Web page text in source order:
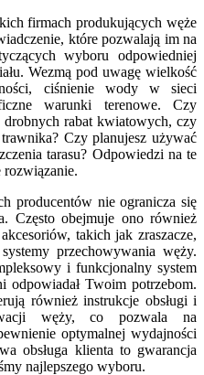
firmach produkujących węże
które pozwalają im na
wyboru odpowiedniej
Wezmą pod uwagę wielkość
ciśnienie wody w sieci
warunki terenowe. Czy
drobnych rabat kwiatowych, czy
Czy planujesz używać
tarasu? Odpowiedzi na te
rozwiązanie.
producentów nie ogranicza się
Często obejmuje ono również
takich jak zraszacze,
przechowywania węży.
i funkcjonalny system
odpowiadał Twoim potrzebom.
również instrukcje obsługi i
węży, co pozwala na
optymalnej wydajności
obsługa klienta to gwarancja
najlepszego wyboru.